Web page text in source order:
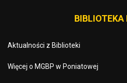
BIBLIOTEKA
Aktualności z Biblioteki
Więcej o MGBP w Poniatowej